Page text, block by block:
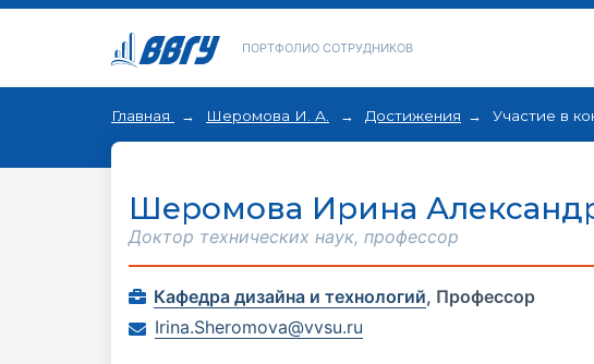
ПОРТФОЛИО СОТРУДНИКОВ
Главная Шеромова И. А. Достижения Участие в
Шеромова Ирина
Доктор технических наук, профессор
Кафедра дизайна и технологий, Профессор
Irina.Sheromova@vvsu.ru